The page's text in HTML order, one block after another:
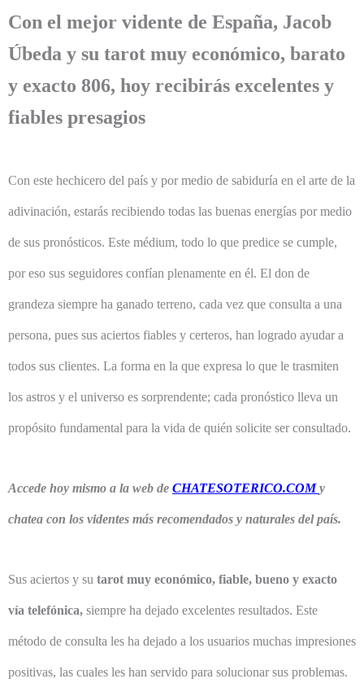
Con el mejor vidente de España, Jacob
Úbeda y su tarot muy económico, barato
y exacto 806, hoy recibirás excelentes y
fiables presagios
Con este hechicero del país y por medio de sabiduría en el arte de la
adivinación, estarás recibiendo todas las buenas energías por medio
de sus pronósticos. Este médium, todo lo que predice se cumple,
por eso sus seguidores confían plenamente en él. El don de
grandeza siempre ha ganado terreno, cada vez que consulta a una
persona, pues sus aciertos fiables y certeros, han logrado ayudar a
todos sus clientes. La forma en la que expresa lo que le trasmiten
los astros y el universo es sorprendente; cada pronóstico lleva un
propósito fundamental para la vida de quién solicite ser consultado.
Accede hoy mismo a la web de CHATESOTERICO.COMy
chatea con los videntes más recomendados y naturales del país.
Sus aciertos y su tarot muy económico, fiable, bueno y exacto
vía telefónica, siempre ha dejado excelentes resultados. Este
método de consulta les ha dejado a los usuarios muchas impresiones
positivas, las cuales les han servido para solucionar sus problemas.